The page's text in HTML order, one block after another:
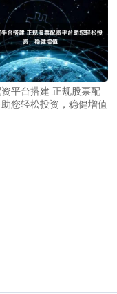
平台搭建 正规股票配
您轻松投资，稳健增值